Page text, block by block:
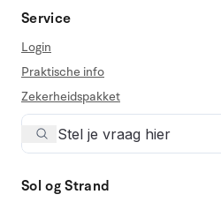
Service
Login
Praktische info
Zekerheidspakket
Sol og Strand